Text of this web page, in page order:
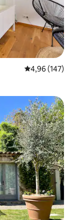
Prosječna
4,96 (147)